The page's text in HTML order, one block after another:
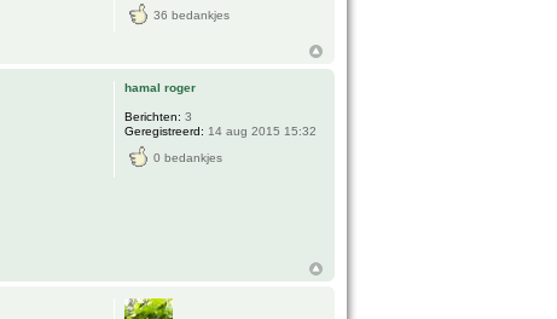
36 bedankjes
hamal roger
Berichten: 3
Geregistreerd: 14 aug 2015 15:32
0 bedankjes